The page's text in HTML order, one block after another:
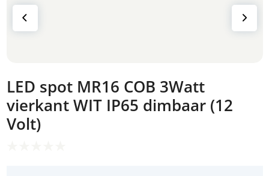
LED spot MR16 COB 3Watt
vierkant WIT IP65 dimbaar (12
Volt)